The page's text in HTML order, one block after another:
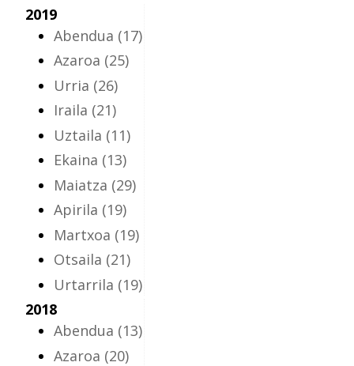
2019
Abendua (17)
Azaroa (25)
Urria (26)
Iraila (21)
Uztaila (11)
Ekaina (13)
Maiatza (29)
Apirila (19)
Martxoa (19)
Otsaila (21)
Urtarrila (19)
2018
Abendua (13)
Azaroa (20)